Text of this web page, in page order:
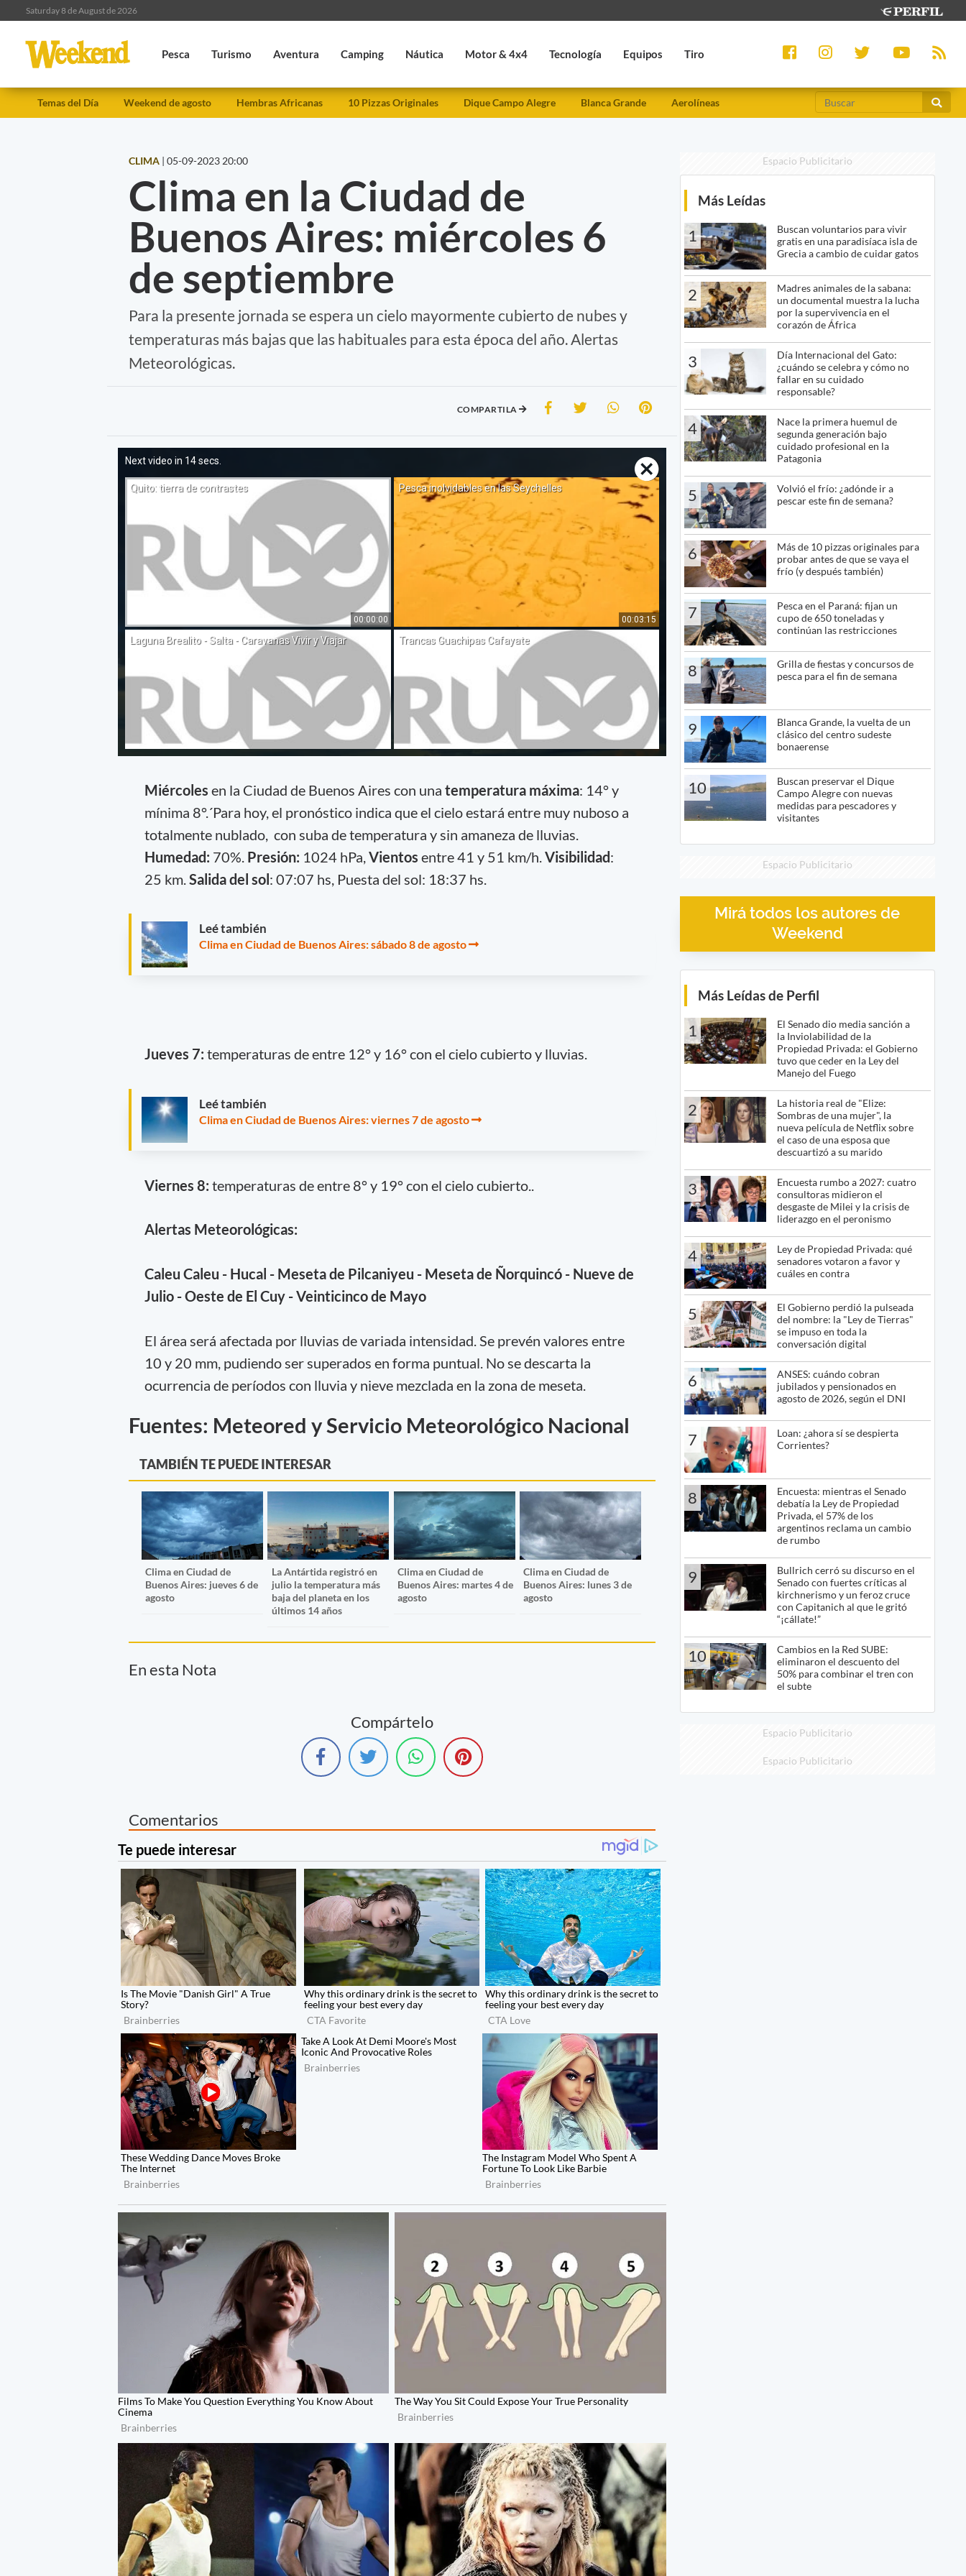
Saturday 8 de August de 2026
Pesca Turismo Aventura Camping Náutica Motor & 4x4 Tecnología Equipos Tiro
Temas del Día Weekend de agosto Hembras Africanas 10 Pizzas Originales Dique Campo Alegre Blanca Grande Aerolíneas
CLIMA | 05-09-2023 20:00
Clima en la Ciudad de
Buenos Aires: miércoles 6
de septiembre
Para la presente jornada se espera un cielo mayormente cubierto de nubes y
temperaturas más bajas que las habituales para esta época del año. Alertas
Meteorológicas.
COMPARTILA
Miércoles en la Ciudad de Buenos Aires con una temperatura máxima: 14° y
mínima 8°.´Para hoy, el pronóstico indica que el cielo estará entre muy nuboso a
totalmente nublado, con suba de temperatura y sin amaneza de lluvias.
Humedad: 70%. Presión: 1024 hPa, Vientos entre 41 y 51 km/h. Visibilidad:
25 km. Salida del sol: 07:07 hs, Puesta del sol: 18:37 hs.
Leé también
Clima en Ciudad de Buenos Aires: sábado 8 de agosto
Jueves 7: temperaturas de entre 12° y 16° con el cielo cubierto y lluvias.
Leé también
Clima en Ciudad de Buenos Aires: viernes 7 de agosto
Viernes 8: temperaturas de entre 8° y 19° con el cielo cubierto..
Alertas Meteorológicas:
Caleu Caleu - Hucal - Meseta de Pilcaniyeu - Meseta de Ñorquincó - Nueve de
Julio - Oeste de El Cuy - Veinticinco de Mayo
El área será afectada por lluvias de variada intensidad. Se prevén valores entre
10 y 20 mm, pudiendo ser superados en forma puntual. No se descarta la
ocurrencia de períodos con lluvia y nieve mezclada en la zona de meseta.
Fuentes: Meteored y Servicio Meteorológico Nacional
TAMBIÉN TE PUEDE INTERESAR
Clima en Ciudad de
Buenos Aires: jueves 6 de
agosto
La Antártida registró en
julio la temperatura más
baja del planeta en los
últimos 14 años
Clima en Ciudad de
Buenos Aires: martes 4 de
agosto
Clima en Ciudad de
Buenos Aires: lunes 3 de
agosto
En esta Nota
Compártelo
Comentarios
Espacio Publicitario
Más Leídas
1
Buscan voluntarios para vivir
gratis en una paradisíaca isla de
Grecia a cambio de cuidar gatos
2
Madres animales de la sabana:
un documental muestra la lucha
por la supervivencia en el
corazón de África
3
Día Internacional del Gato:
¿cuándo se celebra y cómo no
fallar en su cuidado
responsable?
4
Nace la primera huemul de
segunda generación bajo
cuidado profesional en la
Patagonia
5
Volvió el frío: ¿adónde ir a
pescar este fin de semana?
6
Más de 10 pizzas originales para
probar antes de que se vaya el
frío (y después también)
7
Pesca en el Paraná: fijan un
cupo de 650 toneladas y
continúan las restricciones
8
Grilla de fiestas y concursos de
pesca para el fin de semana
9
Blanca Grande, la vuelta de un
clásico del centro sudeste
bonaerense
10
Buscan preservar el Dique
Campo Alegre con nuevas
medidas para pescadores y
visitantes
Espacio Publicitario
Mirá todos los autores de
Weekend
Más Leídas de Perfil
1
El Senado dio media sanción a
la Inviolabilidad de la
Propiedad Privada: el Gobierno
tuvo que ceder en la Ley del
Manejo del Fuego
2
La historia real de "Elize:
Sombras de una mujer", la
nueva película de Netflix sobre
el caso de una esposa que
descuartizó a su marido
3
Encuesta rumbo a 2027: cuatro
consultoras midieron el
desgaste de Milei y la crisis de
liderazgo en el peronismo
4
Ley de Propiedad Privada: qué
senadores votaron a favor y
cuáles en contra
5
El Gobierno perdió la pulseada
del nombre: la "Ley de Tierras"
se impuso en toda la
conversación digital
6
ANSES: cuándo cobran
jubilados y pensionados en
agosto de 2026, según el DNI
7
Loan: ¿ahora sí se despierta
Corrientes?
8
Encuesta: mientras el Senado
debatía la Ley de Propiedad
Privada, el 57% de los
argentinos reclama un cambio
de rumbo
9
Bullrich cerró su discurso en el
Senado con fuertes críticas al
kirchnerismo y un feroz cruce
con Capitanich al que le gritó
“¡cállate!”
10
Cambios en la Red SUBE:
eliminaron el descuento del
50% para combinar el tren con
el subte
Espacio Publicitario
Espacio Publicitario